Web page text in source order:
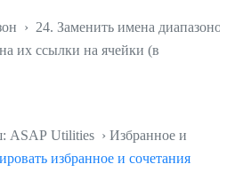
› 24. Заменить имена
их ссылки на ячейки (в
ASAP Utilities › Избранное и
избранное и сочетания